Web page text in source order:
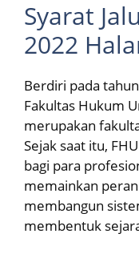
Syarat
2022
Berdiri pada
Fakultas Hukum
merupakan
Sejak saat itu,
bagi para
memainkan
membangun
membentuk